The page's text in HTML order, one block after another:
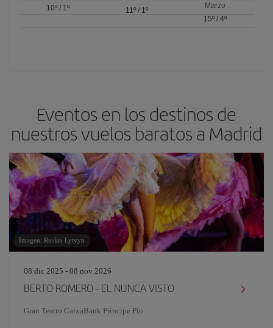
10º / 1º
11º/ 1º
Marzo
15º/ 4º
Eventos en los destinos de
nuestros vuelos baratos a Madrid
Imagen: Ruslan Lytvyn
08 dic 2025 - 08 nov 2026
BERTO ROMERO - EL NUNCA VISTO
Gran Teatro CaixaBank Príncipe Pío